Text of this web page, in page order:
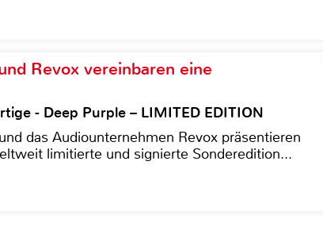
Revox vereinbaren eine
- Deep Purple – LIMITED EDITION
das Audiounternehmen Revox präsentieren
limitierte und signierte Sonderedition...